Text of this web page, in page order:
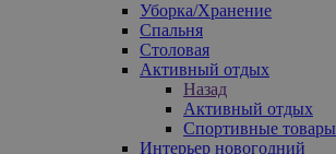
Уборка/Хранение
Спальня
Столовая
Активный отдых
Назад
Активный отдых
Спортивные товары
Интерьер новогодний